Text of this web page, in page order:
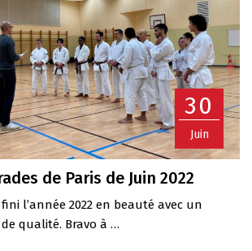
30
Juin
de Paris de Juin 2022
l’année 2022 en beauté avec un
qualité. Bravo à …